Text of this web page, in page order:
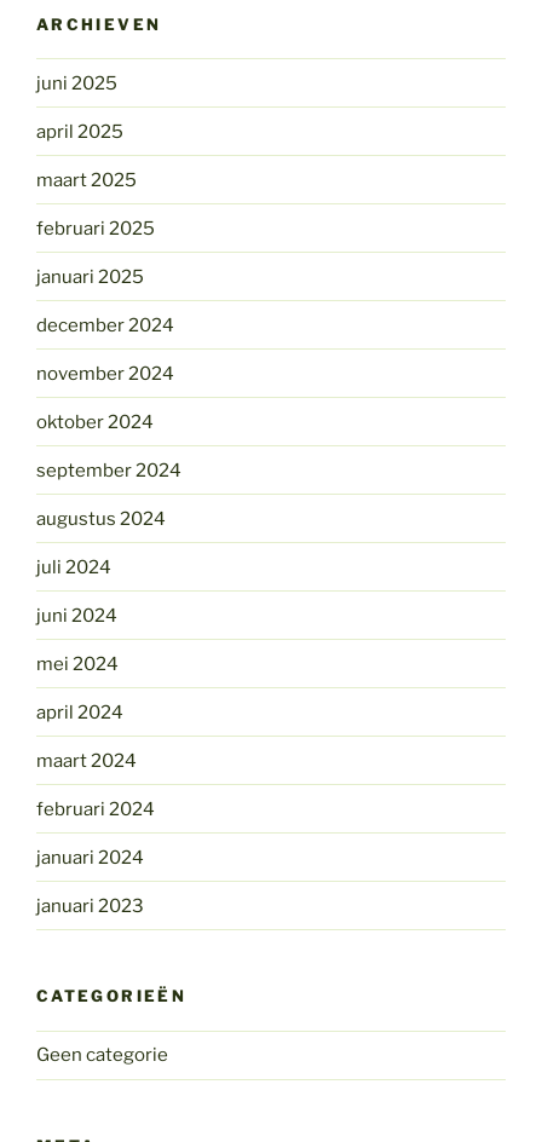
ARCHIEVEN
juni 2025
april 2025
maart 2025
februari 2025
januari 2025
december 2024
november 2024
oktober 2024
september 2024
augustus 2024
juli 2024
juni 2024
mei 2024
april 2024
maart 2024
februari 2024
januari 2024
januari 2023
CATEGORIEËN
Geen categorie